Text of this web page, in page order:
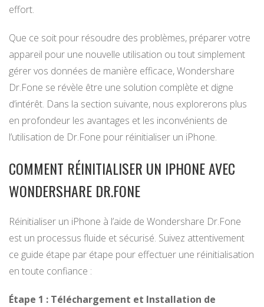
effort.
Que ce soit pour résoudre des problèmes, préparer votre
appareil pour une nouvelle utilisation ou tout simplement
gérer vos données de manière efficace, Wondershare
Dr.Fone se révèle être une solution complète et digne
d’intérêt. Dans la section suivante, nous explorerons plus
en profondeur les avantages et les inconvénients de
l’utilisation de Dr.Fone pour réinitialiser un iPhone.
COMMENT RÉINITIALISER UN IPHONE AVEC
WONDERSHARE DR.FONE
Réinitialiser un iPhone à l’aide de Wondershare Dr.Fone
est un processus fluide et sécurisé. Suivez attentivement
ce guide étape par étape pour effectuer une réinitialisation
en toute confiance :
Étape 1 : Téléchargement et Installation de